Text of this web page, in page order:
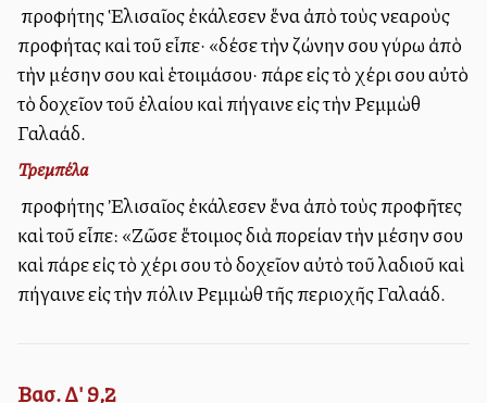
Ὁ προφήτης Ἑλισαῖος ἐκάλεσεν ἕνα ἀπὸ τοὺς νεαροὺς
προφήτας καὶ τοῦ εἶπε· «δέσε τὴν ζώνην σου γύρω ἀπὸ
τὴν μέσην σου καὶ ἑτοιμάσου· πάρε εἰς τὸ χέρι σου αὐτὸ
τὸ δοχεῖον τοῦ ἐλαίου καὶ πήγαινε εἰς τὴν Ρεμμὼθ
Γαλαάδ.
Τρεμπέλα
Ὁ προφήτης Ἐλισαῖος ἐκάλεσεν ἕνα ἀπὸ τοὺς προφῆτες
καὶ τοῦ εἶπε: «Ζῶσε ἕτοιμος διὰ πορείαν τὴν μέσην σου
καὶ πάρε εἰς τὸ χέρι σου τὸ δοχεῖον αὐτὸ τοῦ λαδιοῦ καὶ
πήγαινε εἰς τὴν πόλιν Ρεμμὼθ τῆς περιοχῆς Γαλαάδ.
Βασ. Δ' 9,2